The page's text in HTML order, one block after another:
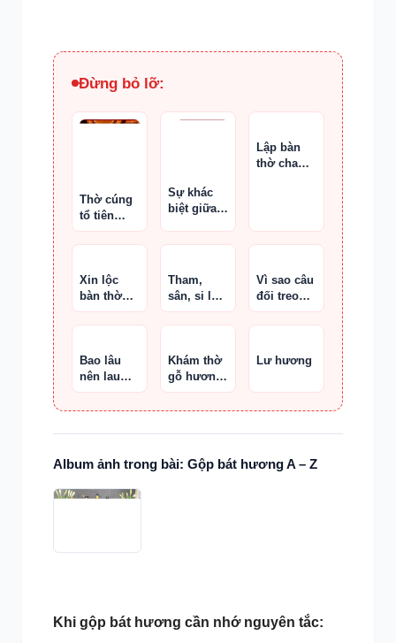
Đừng bỏ lỡ:
Thờ cúng
tổ tiên
ngày Tết
Sự khác
biệt giữa
phi
Lập bàn
thờ cha
Xin lộc
bàn thờ
đúng phép
Tham,
sân, si là
gì?
Vì sao câu
đối treo
trong
phòng trà
trọng
Bao lâu
nên lau
bàn thờ
một lần ?
Khám thờ
gỗ hương
đá Nam
Phi đục
bì 1,27 m
Lư hương
Album ảnh trong bài: Gộp bát hương A – Z
Khi gộp bát hương cần nhớ nguyên tắc: